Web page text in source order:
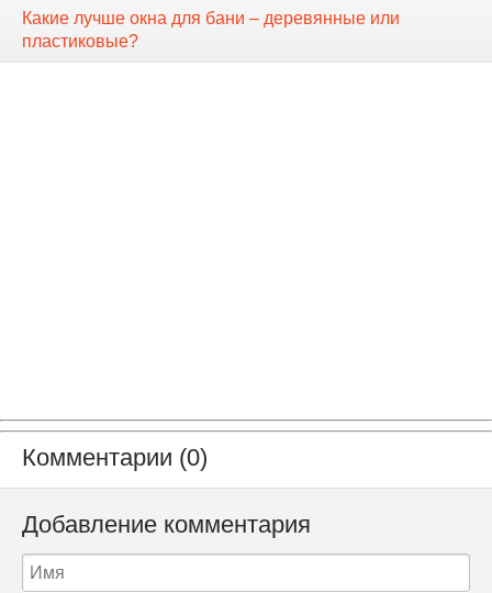
Какие лучше окна для бани – деревянные или
пластиковые?
Комментарии (0)
Добавление комментария